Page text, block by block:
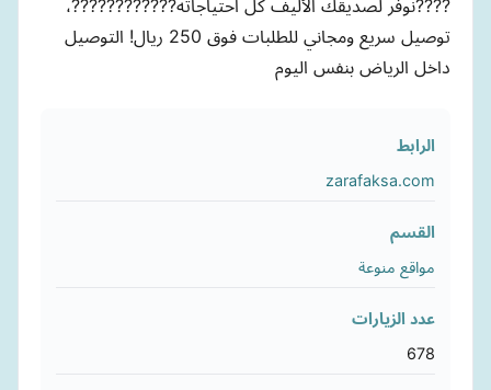
????نوفر لصديقك الأليف كل احتياجاته????????????،
توصيل سريع ومجاني للطلبات فوق 250 ريال! التوصيل
داخل الرياض بنفس اليوم
الرابط
zarafaksa.com
القسم
مواقع منوعة
عدد الزيارات
678